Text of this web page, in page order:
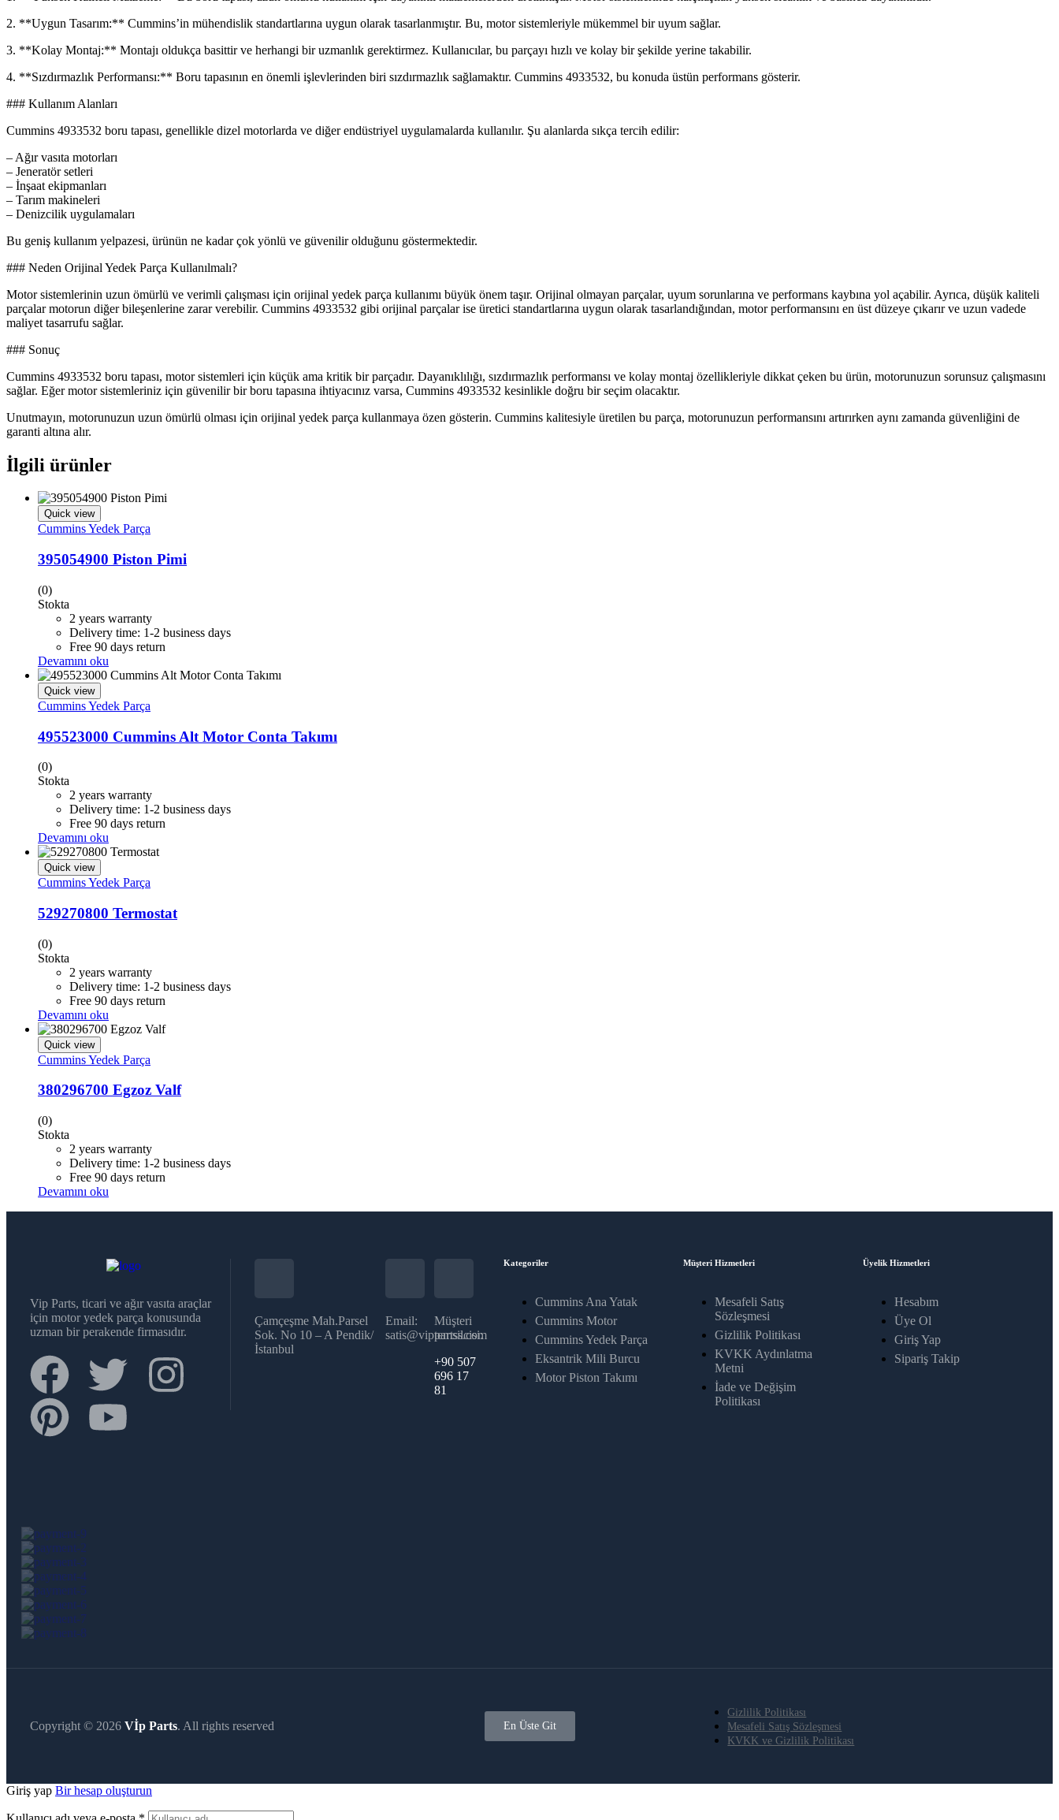
2. **Uygun Tasarım:** Cummins’in mühendislik standartlarına uygun olarak tasarlanmıştır. Bu, motor sistemleriyle mükemmel bir uyum sağlar.
3. **Kolay Montaj:** Montajı oldukça basittir ve herhangi bir uzmanlık gerektirmez. Kullanıcılar, bu parçayı hızlı ve kolay bir şekilde yerine takabilir.
4. **Sızdırmazlık Performansı:** Boru tapasının en önemli işlevlerinden biri sızdırmazlık sağlamaktır. Cummins 4933532, bu konuda üstün performans gösterir.
### Kullanım Alanları
Cummins 4933532 boru tapası, genellikle dizel motorlarda ve diğer endüstriyel uygulamalarda kullanılır. Şu alanlarda sıkça tercih edilir:
– Ağır vasıta motorları
– Jeneratör setleri
– İnşaat ekipmanları
– Tarım makineleri
– Denizcilik uygulamaları
Bu geniş kullanım yelpazesi, ürünün ne kadar çok yönlü ve güvenilir olduğunu göstermektedir.
### Neden Orijinal Yedek Parça Kullanılmalı?
Motor sistemlerinin uzun ömürlü ve verimli çalışması için orijinal yedek parça kullanımı büyük önem taşır. Orijinal olmayan parçalar, uyum sorunlarına ve performans kaybına yol açabilir. Ayrıca, düşük kaliteli
parçalar motorun diğer bileşenlerine zarar verebilir. Cummins 4933532 gibi orijinal parçalar ise üretici standartlarına uygun olarak tasarlandığından, motor performansını en üst düzeye çıkarır ve uzun vadede
maliyet tasarrufu sağlar.
### Sonuç
Cummins 4933532 boru tapası, motor sistemleri için küçük ama kritik bir parçadır. Dayanıklılığı, sızdırmazlık performansı ve kolay montaj özellikleriyle dikkat çeken bu ürün, motorunuzun sorunsuz çalışmasını
sağlar. Eğer motor sistemleriniz için güvenilir bir boru tapasına ihtiyacınız varsa, Cummins 4933532 kesinlikle doğru bir seçim olacaktır.
Unutmayın, motorunuzun uzun ömürlü olması için orijinal yedek parça kullanmaya özen gösterin. Cummins kalitesiyle üretilen bu parça, motorunuzun performansını artırırken aynı zamanda güvenliğini de
garanti altına alır.
İlgili ürünler
Quick view
Cummins Yedek Parça
395054900 Piston Pimi
(0)
Stokta
2 years warranty
Delivery time: 1-2 business days
Free 90 days return
Devamını oku
Quick view
Cummins Yedek Parça
495523000 Cummins Alt Motor Conta Takımı
(0)
Stokta
2 years warranty
Delivery time: 1-2 business days
Free 90 days return
Devamını oku
Quick view
Cummins Yedek Parça
529270800 Termostat
(0)
Stokta
2 years warranty
Delivery time: 1-2 business days
Free 90 days return
Devamını oku
Quick view
Cummins Yedek Parça
380296700 Egzoz Valf
(0)
Stokta
2 years warranty
Delivery time: 1-2 business days
Free 90 days return
Devamını oku
Vip Parts, ticari ve ağır vasıta araçlar
için motor yedek parça konusunda
uzman bir perakende firmasıdır.
Çamçeşme Mah.Parsel
Sok. No 10 – A Pendik/
İstanbul
Email:
satis@vippartss.com
Müşteri
temsilcisi:
+90 507
696 17
81
Kategoriler
Cummins Ana Yatak
Cummins Motor
Cummins Yedek Parça
Eksantrik Mili Burcu
Motor Piston Takımı
Müşteri Hizmetleri
Mesafeli Satış
Sözleşmesi
Gizlilik Politikası
KVKK Aydınlatma
Metni
İade ve Değişim
Politikası
Üyelik Hizmetleri
Hesabım
Üye Ol
Giriş Yap
Sipariş Takip
Copyright © 2026 Vİp Parts. All rights reserved En Üste Git
Gizlilik Politikası
Mesafeli Satış Sözleşmesi
KVKK ve Gizlilik Politikası
Giriş yap Bir hesap oluşturun